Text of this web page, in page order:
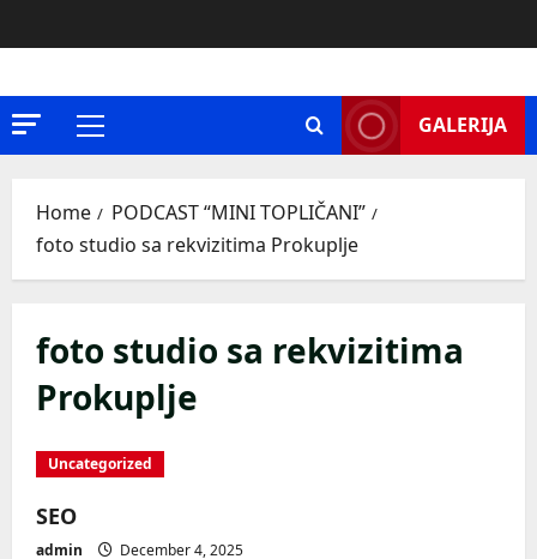
to
Primary
GALERIJA
Home
PODCAST “MINI TOPLIČANI”
foto studio sa rekvizitima Prokuplje
foto studio sa rekvizitima
Prokuplje
Uncategorized
SEO
admin December 4, 2025